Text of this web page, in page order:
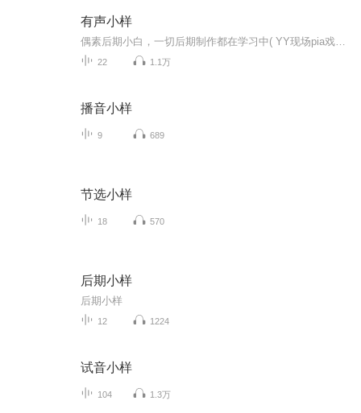
有声小样
22 1.1万
播音小样
9 689
节选小样
18 570
后期小样
后期小样
12 1224
试音小样
104 1.3万